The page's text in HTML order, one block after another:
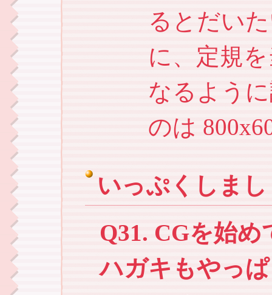
るとだい
に、定規
なるよう
のは
いっぷくしま
Q31. CGを始
ハガキもやっ